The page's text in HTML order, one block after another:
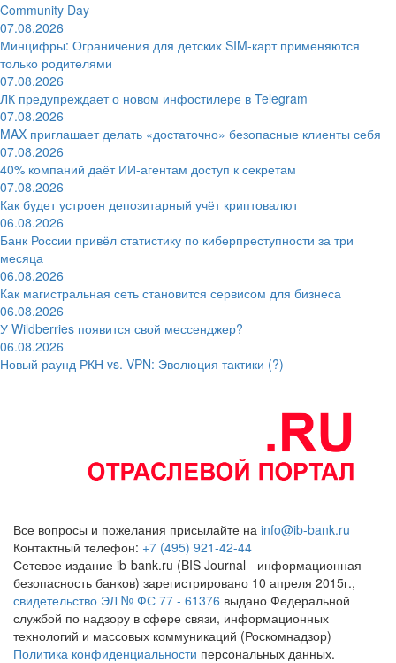
Community Day
07.08.2026
Минцифры: Ограничения для детских SIM-карт применяются
только родителями
07.08.2026
ЛК предупреждает о новом инфостилере в Telegram
07.08.2026
MAX приглашает делать «достаточно» безопасные клиенты себя
07.08.2026
40% компаний даёт ИИ‑агентам доступ к секретам
07.08.2026
Как будет устроен депозитарный учёт криптовалют
06.08.2026
Банк России привёл статистику по киберпреступности за три
месяца
06.08.2026
Как магистральная сеть становится сервисом для бизнеса
06.08.2026
У Wildberries появится свой мессенджер?
06.08.2026
Новый раунд РКН vs. VPN: Эволюция тактики (?)
Все вопросы и пожелания присылайте на info@ib-bank.ru
Контактный телефон: +7 (495) 921-42-44
Сетевое издание ib-bank.ru (BIS Journal - информационная
безопасность банков) зарегистрировано 10 апреля 2015г.,
свидетельство ЭЛ № ФС 77 - 61376 выдано Федеральной
службой по надзору в сфере связи, информационных
технологий и массовых коммуникаций (Роскомнадзор)
Политика конфиденциальности персональных данных.